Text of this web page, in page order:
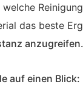
welche
das beste
anzugreifen.
auf einen Blick: